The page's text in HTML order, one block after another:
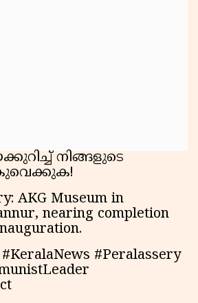
നിങ്ങളുടെ
AKG Museum in
nearing completion
#Peralassery